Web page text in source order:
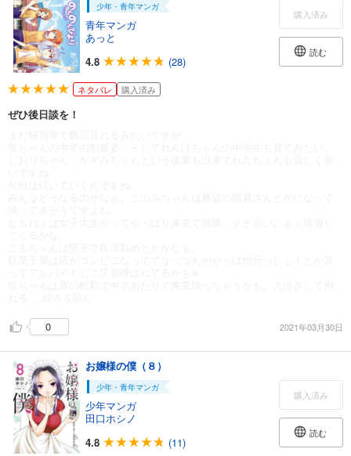
少年・青年マンガ
青年マンガ
あっと
4.8
(28)
購入済み
読む
ネタバレ 購入済み
ぜひ後日談を！
0 2021年03月30日
お嬢様の僕（８）
少年・青年マンガ
少年マンガ
田口ホシノ
4.8
(11)
購入済み
読む